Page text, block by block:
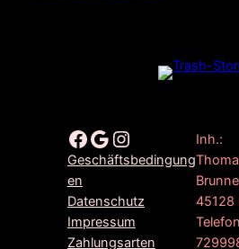
Facebook Google Instagram
Geschäftsbedingung
en
Datenschutz
Impressum
Zahlungsarten
Inh.:
45128